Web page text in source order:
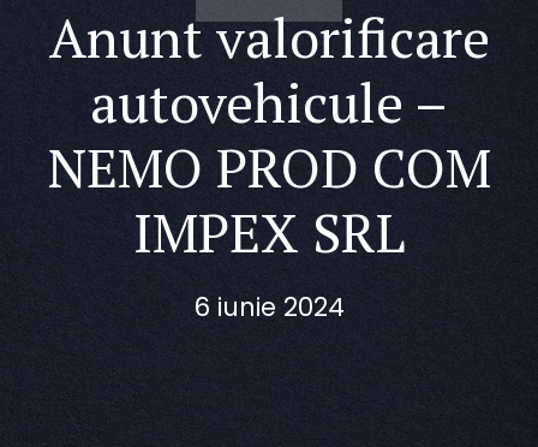
Anunt valorificare
autovehicule –
NEMO PROD COM
IMPEX SRL
6 iunie 2024